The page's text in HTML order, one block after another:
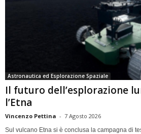
Astronautica ed Esplorazione Spaziale
Il futuro dell’esplorazione
l’Etna
Vincenzo Pettina - 7 Agosto 2026
Sul vulcano Etna si è conclusa la campagna di